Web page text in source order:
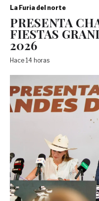
La Furia del norte
PRESENTA
FIESTAS
2026
Hace 14 horas